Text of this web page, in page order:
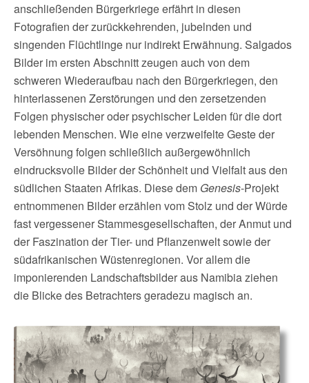
anschließenden Bürgerkriege erfährt in diesen
Fotografien der zurückkehrenden, jubelnden und
singenden Flüchtlinge nur indirekt Erwähnung. Salgados
Bilder im ersten Abschnitt zeugen auch von dem
schweren Wiederaufbau nach den Bürgerkriegen, den
hinterlassenen Zerstörungen und den zersetzenden
Folgen physischer oder psychischer Leiden für die dort
lebenden Menschen. Wie eine verzweifelte Geste der
Versöhnung folgen schließlich außergewöhnlich
eindrucksvolle Bilder der Schönheit und Vielfalt aus den
südlichen Staaten Afrikas. Diese dem Genesis-Projekt
entnommenen Bilder erzählen vom Stolz und der Würde
fast vergessener Stammesgesellschaften, der Anmut und
der Faszination der Tier- und Pflanzenwelt sowie der
südafrikanischen Wüstenregionen. Vor allem die
imponierenden Landschaftsbilder aus Namibia ziehen
die Blicke des Betrachters geradezu magisch an.